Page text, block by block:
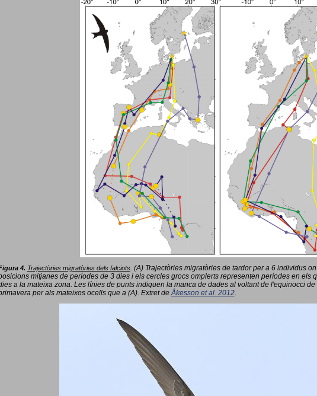
4. Trajectòries migratòries dels falciots. (A) Trajectòries migratòries de tardor per a 6 individus
mitjanes de períodes de 3 dies i els cercles grocs omplerts representen períodes en els
a la mateixa zona. Les línies de punts indiquen la manca de dades al voltant de l'equinocci
per als mateixos ocells que a (A). Extret deÅkesson et al. 2012.